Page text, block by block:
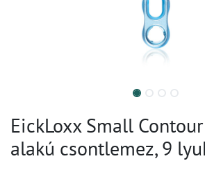
EickLoxx Small
alakú csontlemez, 9